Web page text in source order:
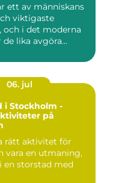
ett av människans
viktigaste
och i det moderna
de lika avgöra...
06. jul
i Stockholm -
på
rätt aktivitet för
vara en utmaning,
en storstad med